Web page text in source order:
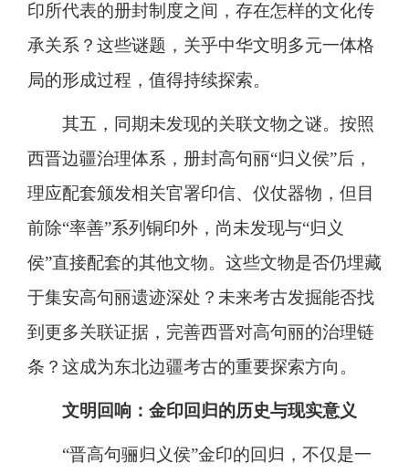
印所代表的册封制度之间，存在怎样的文化传
承关系？这些谜题，关乎中华文明多元一体格
局的形成过程，值得持续探索。
其五，同期未发现的关联文物之谜。按照
西晋边疆治理体系，册封高句丽“归义侯”后，
理应配套颁发相关官署印信、仪仗器物，但目
前除“率善”系列铜印外，尚未发现与“归义
侯”直接配套的其他文物。这些文物是否仍埋藏
于集安高句丽遗迹深处？未来考古发掘能否找
到更多关联证据，完善西晋对高句丽的治理链
条？这成为东北边疆考古的重要探索方向。
文明回响：金印回归的历史与现实意义
“晋高句骊归义侯”金印的回归，不仅是一